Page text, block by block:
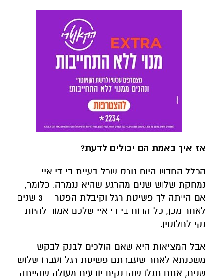
אז איך באמת הם יכולים לדעת?
הכלל החדש היום גורס שכל בעיית בי די איי
נמחקת שלוש שנים מהרגע שהיא נגמרה. כלומר,
אם הייתה לך פשיטת רגל וקיבלת הפטר – 3 שנים
לאחר מכן, כל הדוח בי די איי שלכם אמור להיות
נקי לחלוטין.
אבל המציאות היא שאם הולכים לבנק לבקש
משכנתא לאחר שעברתם פשיטת רגל ועברו שלוש
שנים, אתם תגלו שהבנקים יודעים מעולה שהייתה